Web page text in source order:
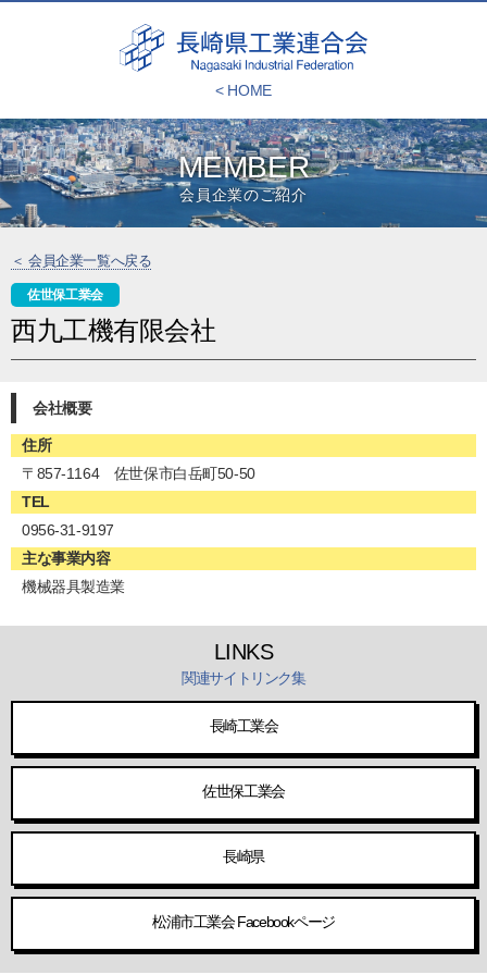
< HOME
MEMBER
会員企業のご紹介
＜ 会員企業一覧へ戻る
佐世保工業会
西九工機有限会社
会社概要
住所
〒857-1164 佐世保市白岳町50-50
TEL
0956-31-9197
主な事業内容
機械器具製造業
LINKS
関連サイトリンク集
長崎工業会
佐世保工業会
長崎県
松浦市工業会 Facebookページ